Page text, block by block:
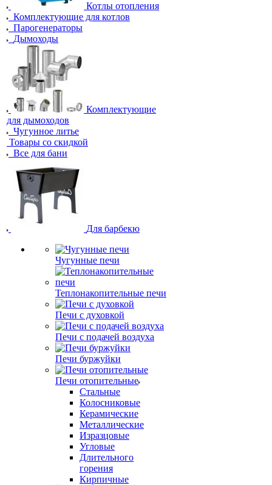
Котлы отопления
Комплектующие для котлов
Парогенераторы
Дымоходы
Комплектующие
для дымоходов
Чугунное литье
Товары со скидкой
Все для бани
Для барбекю
Чугунные печи
Теплонакопительные печи
Печи с духовкой
Печи с подачей воздуха
Печи буржуйки
Печи отопительные
Стальные
Колосниковые
Керамические
Металлические
Изразцовые
Угловые
Длительного
горения
Кирпичные